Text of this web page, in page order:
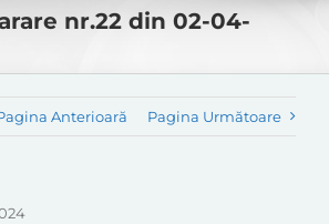
nr.22 din 02-04-
Anterioară Pagina Următoare